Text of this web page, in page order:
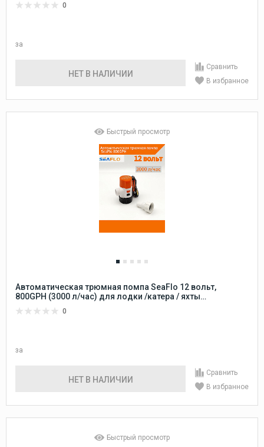
электрический 12 В осушительный для откачки воды на
0
за
НЕТ В НАЛИЧИИ
Сравнить
В избранное
Быстрый просмотр
Автоматическая трюмная помпа SeaFlo 12 вольт,
800GPH (3000 л/час) для лодки /катера / яхты
электрический 12 В осушительный для откачки воды на
0
за
НЕТ В НАЛИЧИИ
Сравнить
В избранное
Быстрый просмотр